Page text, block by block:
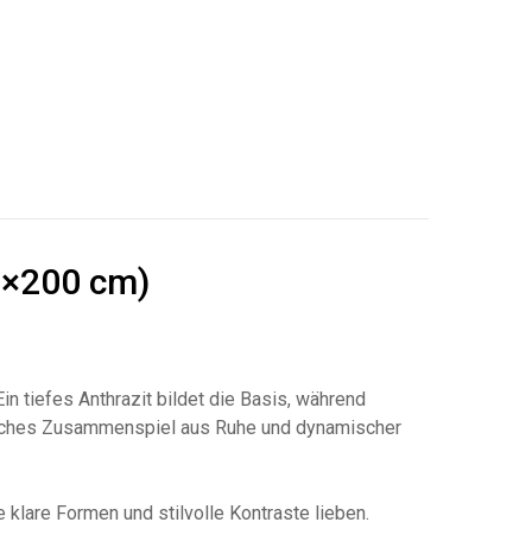
cm)
tiefes Anthrazit bildet die Basis, während
Zusammenspiel aus Ruhe und dynamischer
Formen und stilvolle Kontraste lieben.